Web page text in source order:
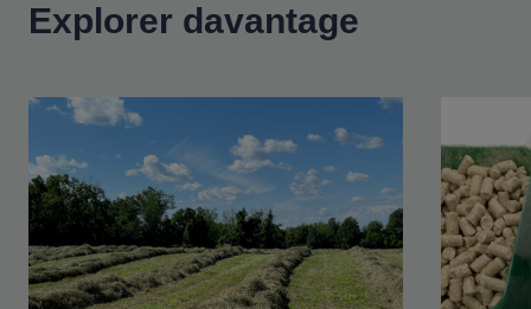
Explorer davantage